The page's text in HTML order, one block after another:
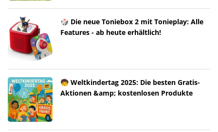
🎲 Die neue Toniebox 2 mit Tonieplay: Alle
Features - ab heute erhältlich!
🧒 Weltkindertag 2025: Die besten Gratis-
Aktionen &amp; kostenlosen Produkte